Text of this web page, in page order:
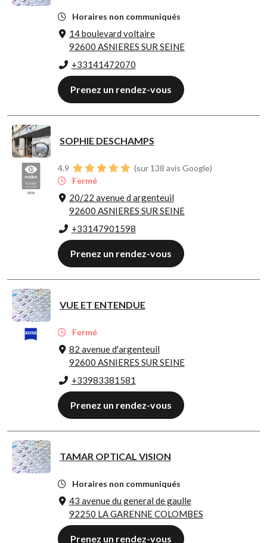
Horaires non communiqués
14 boulevard voltaire
92600 ASNIERES SUR SEINE
+33141472070
Prenez un rendez-vous
SOPHIE DESCHAMPS
4.9
(sur 138 avis Google)
Fermé
20/22 avenue d argenteuil
92600 ASNIERES SUR SEINE
+33147901598
Prenez un rendez-vous
VUE ET ENTENDUE
Fermé
82 avenue d'argenteuil
92600 ASNIERES SUR SEINE
+33983381581
Prenez un rendez-vous
TAMAR OPTICAL VISION
Horaires non communiqués
43 avenue du general de gaulle
92250 LA GARENNE COLOMBES
Prenez un rendez-vous